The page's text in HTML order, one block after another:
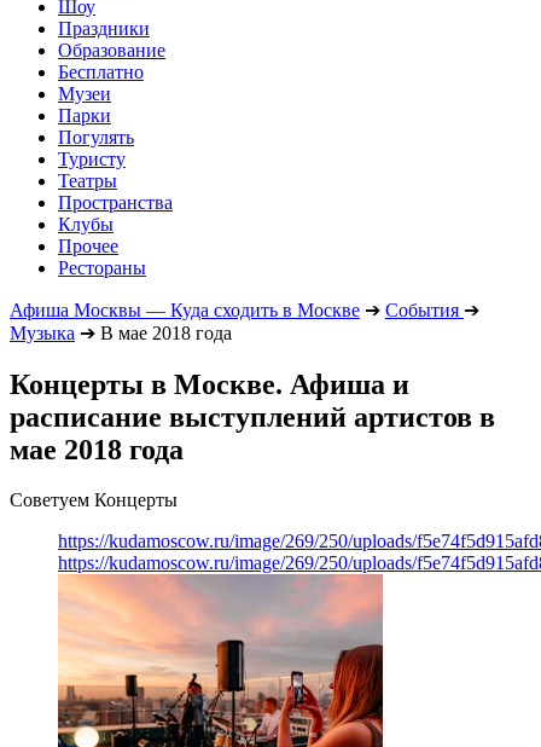
Шоу
Праздники
Образование
Бесплатно
Музеи
Парки
Погулять
Туристу
Театры
Пространства
Клубы
Прочее
Рестораны
Афиша Москвы — Куда сходить в Москве ➔ События ➔
Музыка ➔ В мае 2018 года
Концерты в Москве. Афиша и
расписание выступлений артистов в
мае 2018 года
Советуем Концерты
https://kudamoscow.ru/image/269/250/uploads/
https://kudamoscow.ru/image/269/250/uploads/